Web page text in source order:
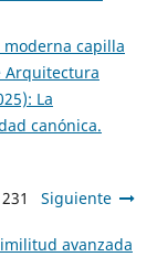
moderna capilla
Arquitectura
La
canónica.
Siguiente
avanzada